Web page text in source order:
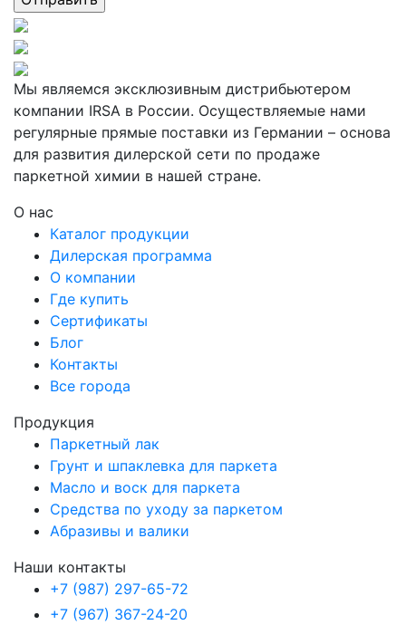
Мы являемся эксклюзивным дистрибьютером
компании IRSA в России. Осуществляемые нами
регулярные прямые поставки из Германии – основа
для развития дилерской сети по продаже
паркетной химии в нашей стране.
О нас
Каталог продукции
Дилерская программа
О компании
Где купить
Сертификаты
Блог
Контакты
Все города
Продукция
Паркетный лак
Грунт и шпаклевка для паркета
Масло и воск для паркета
Средства по уходу за паркетом
Абразивы и валики
Наши контакты
+7 (987) 297-65-72
+7 (967) 367-24-20